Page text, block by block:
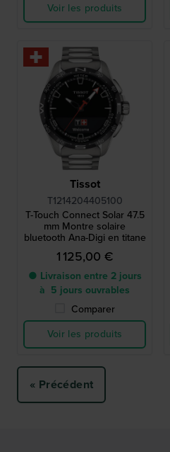
Voir les produits
Tissot
T1214204405100
T-Touch Connect Solar 47.5
mm Montre solaire
bluetooth Ana-Digi en titane
1 125,00 €
● Livraison entre 2 jours
à 5 jours ouvrables
Comparer
Voir les produits
« Précédent